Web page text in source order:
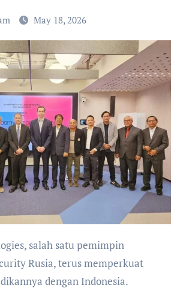
May 18, 2026
Rusia, terus memperkuat
dengan Indonesia.